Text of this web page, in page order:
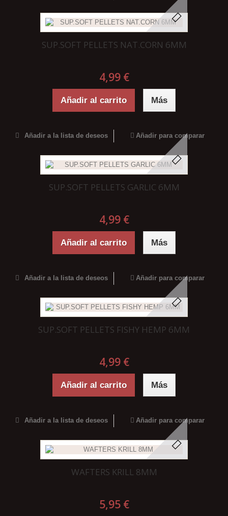
SUP.SOFT PELLETS NAT.CORN 6MM
4,99 €
Añadir al carrito Más
Añadir a la lista de deseos Añadir para comparar
SUP.SOFT PELLETS GARLIC 6MM
4,99 €
Añadir al carrito Más
Añadir a la lista de deseos Añadir para comparar
SUP.SOFT PELLETS FISHY HEMP 6MM
4,99 €
Añadir al carrito Más
Añadir a la lista de deseos Añadir para comparar
WAFTERS KRILL 8MM
5,95 €